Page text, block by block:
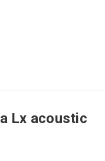
Lx acoustic